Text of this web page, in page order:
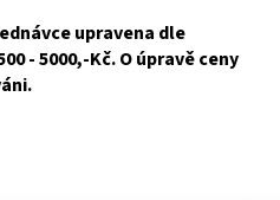
upravena dle
- 5000,-Kč. O úpravě ceny